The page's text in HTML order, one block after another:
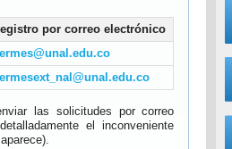
por correo electrónico
las solicitudes por correo
el inconveniente